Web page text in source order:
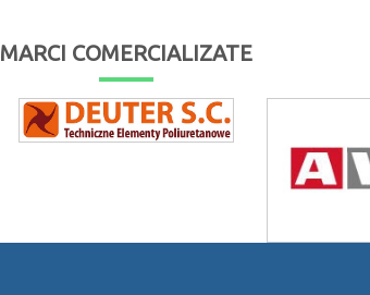
MARCI COMERCIALIZATE